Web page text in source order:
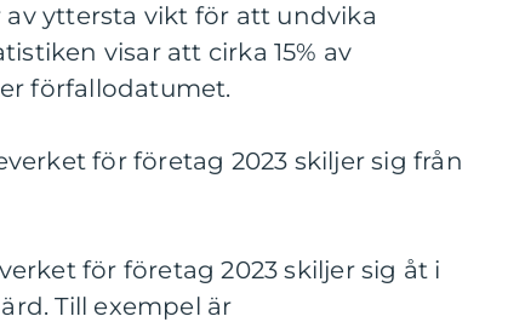
yttersta vikt för att undvika
visar att cirka 15% av
förfallodatumet.
för företag 2023 skiljer sig från
för företag 2023 skiljer sig åt i
Till exempel är